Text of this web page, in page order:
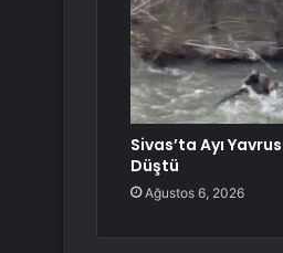
Sivas’ta Ayı
Düştü
Ağustos 6, 2026